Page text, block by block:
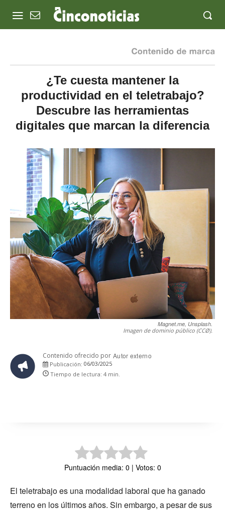
¿Te cuesta mantener la
productividad en el teletrabajo?
Descubre las herramientas
digitales que marcan la diferencia
Magnet.me, Unsplash.
Imagen de dominio público (CCØ).
Contenido ofrecido por Autor externo
Publicación: 06/03/2025
Tiempo de lectura: 4 min.
Puntuación media: 0 | Votos: 0
El teletrabajo es una modalidad laboral que ha ganado
terreno en los últimos años. Sin embargo, a pesar de sus